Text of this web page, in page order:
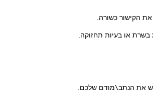
הקישור כשורה.